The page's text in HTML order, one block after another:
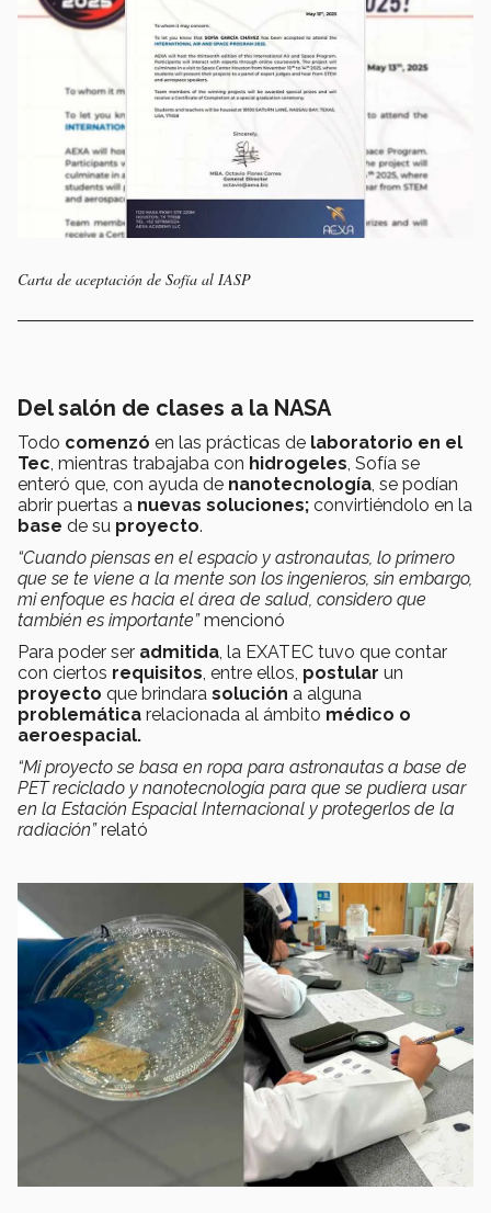
Carta de aceptación de Sofía al IASP
Del salón de clases a la NASA
Todo comenzó en las prácticas de laboratorio en el
Tec, mientras trabajaba con hidrogeles, Sofía se
enteró que, con ayuda de nanotecnología, se podían
abrir puertas a nuevas soluciones; convirtiéndolo en la
base de su proyecto.
“Cuando piensas en el espacio y astronautas, lo primero
que se te viene a la mente son los ingenieros, sin embargo,
mi enfoque es hacia el área de salud, considero que
también es importante”mencionó
Para poder ser admitida, la EXATEC tuvo que contar
con ciertos requisitos, entre ellos, postular un
proyecto que brindara solución a alguna
problemática relacionada al ámbito médico o
aeroespacial.
“Mi proyecto se basa en ropa para astronautas a base de
PET reciclado y nanotecnología para que se pudiera usar
en la Estación Espacial Internacional y protegerlos de la
radiación”relató